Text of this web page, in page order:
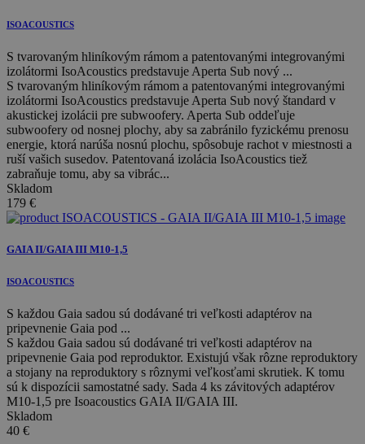
ISOACOUSTICS
S tvarovaným hliníkovým rámom a patentovanými integrovanými
izolátormi IsoAcoustics predstavuje Aperta Sub nový ...
S tvarovaným hliníkovým rámom a patentovanými integrovanými
izolátormi IsoAcoustics predstavuje Aperta Sub nový štandard v
akustickej izolácii pre subwoofery. Aperta Sub oddeľuje
subwoofery od nosnej plochy, aby sa zabránilo fyzickému prenosu
energie, ktorá narúša nosnú plochu, spôsobuje rachot v miestnosti a
ruší vašich susedov. Patentovaná izolácia IsoAcoustics tiež
zabraňuje tomu, aby sa vibrác...
Skladom
179 €
GAIA II/GAIA III M10-1,5
ISOACOUSTICS
S každou Gaia sadou sú dodávané tri veľkosti adaptérov na
pripevnenie Gaia pod ...
S každou Gaia sadou sú dodávané tri veľkosti adaptérov na
pripevnenie Gaia pod reproduktor. Existujú však rôzne reproduktory
a stojany na reproduktory s rôznymi veľkosťami skrutiek. K tomu
sú k dispozícii samostatné sady. Sada 4 ks závitových adaptérov
M10-1,5 pre Isoacoustics GAIA II/GAIA III.
Skladom
40 €